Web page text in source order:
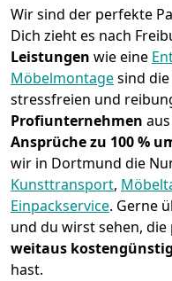
Wir sind der perfekte
Dich zieht es nach
Leistungen wie eine
Möbelmontagesind
stressfreien und
Profiunternehmen
Ansprüche zu 100 %
wir in Dortmund die
Kunsttransport,
Einpackservice. Gerne
und du wirst sehen,
weitaus
hast.